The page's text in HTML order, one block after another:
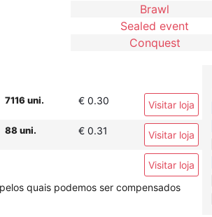
Brawl
Sealed event
Conquest
7116 uni. € 0.30 Visitar loja
88 uni. € 0.31 Visitar loja
Visitar loja
quais podemos ser compensados